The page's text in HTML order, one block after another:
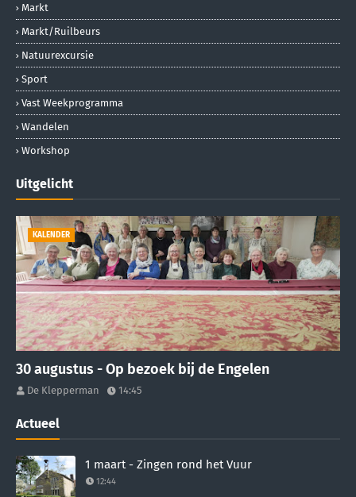
Markt
Markt/ruilbeurs
Natuurexcursie
Sport
Vast Weekprogramma
Wandelen
Workshop
Uitgelicht
KALENDER
30 augustus - Op bezoek bij de Engelen
De Klepperman 14:45
Actueel
1 maart - Zingen rond het Vuur
12:44